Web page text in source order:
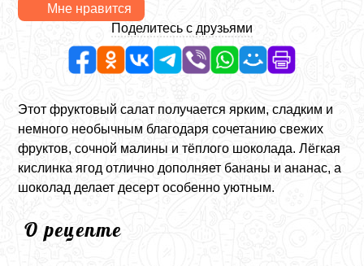
Мне нравится
Поделитесь с друзьями
Этот фруктовый салат получается ярким, сладким и
немного необычным благодаря сочетанию свежих
фруктов, сочной малины и тёплого шоколада. Лёгкая
кислинка ягод отлично дополняет бананы и ананас, а
шоколад делает десерт особенно уютным.
О рецепте